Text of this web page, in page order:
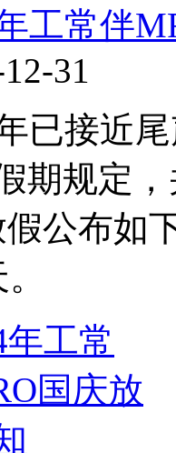
工常伴
31
已接近
期规定
假公布如